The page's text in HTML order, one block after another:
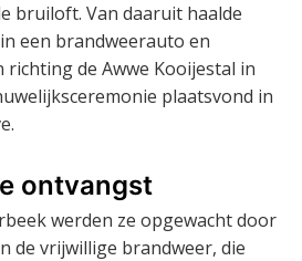
bruiloft. Van daaruit haalde
een brandweerauto en
de Awwe Kooijestal in
plaatsvond in
ontvangst
werden ze opgewacht door
de vrijwillige brandweer, die